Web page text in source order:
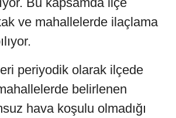
ve mahallelerde ilaçlama
periyodik olarak ilçede
belirlenen
hava koşulu olmadığı